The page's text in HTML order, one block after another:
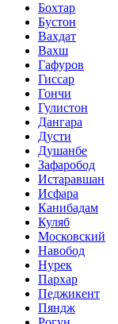
Бохтар
Бустон
Вахдат
Вахш
Гафуров
Гиссар
Гончи
Гулистон
Дангара
Дусти
Душанбе
Зафаробод
Истаравшан
Исфара
Канибадам
Куляб
Московский
Навобод
Нурек
Пархар
Педжикент
Пяндж